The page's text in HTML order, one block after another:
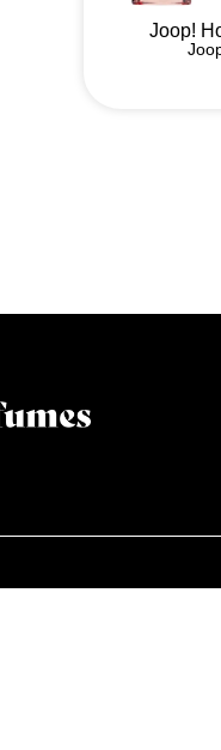
Joop!